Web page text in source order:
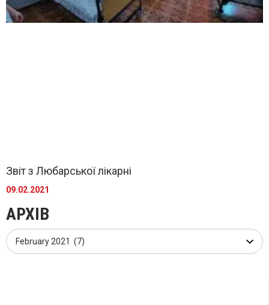
Звіт з Любарської лікарні
09.02.2021
АРХІВ